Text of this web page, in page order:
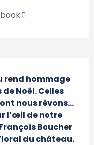
rend hommage
Noël. Celles
nous rêvons…
l’œil de notre
Boucher
du château.